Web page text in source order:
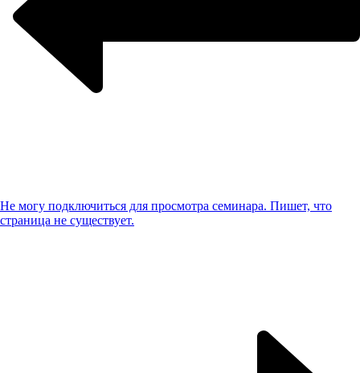
Не могу подключиться для просмотра семинара. Пишет, что
страница не существует.